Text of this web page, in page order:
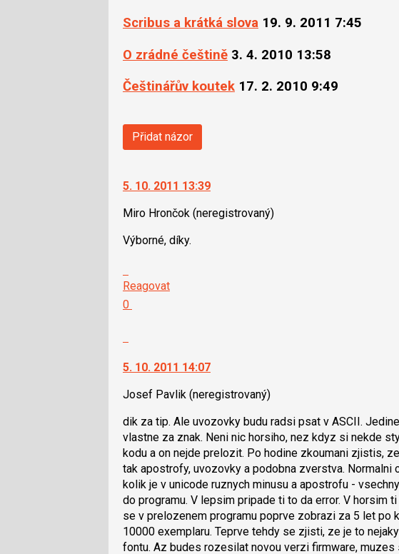
Scribus a krátká slova 19. 9. 2011 7:45
O zrádné češtině 3. 4. 2010 13:58
Češtinářův koutek 17. 2. 2010 9:49
Přidat názor
5. 10. 2011 13:39
Miro Hrončok (neregistrovaný)
Výborné, díky.
na
navigaci
lze
použít
klávesy
N
pro
následující
a
P
pro
předchozí
nový
Reagovat
0
jako
5. 10. 2011 14:07
Josef Pavlik (neregistrovaný)
dik za tip. Ale uvozovky budu radsi psat v ASCII.
vlastne za znak. Neni nic horsiho, nez kdyz si nekde
kodu a on nejde prelozit. Po hodine zkoumani zjistis,
tak apostrofy, uvozovky a podobna zverstva.
kolik je v unicode ruznych minusu a apostrofu -
do programu. V lepsim pripade ti to da error. V horsim
se v prelozenem programu poprve zobrazi za 5 let po
10000 exemplaru. Teprve tehdy se zjisti, ze je to
fontu. Az budes rozesilat novou verzi firmware,